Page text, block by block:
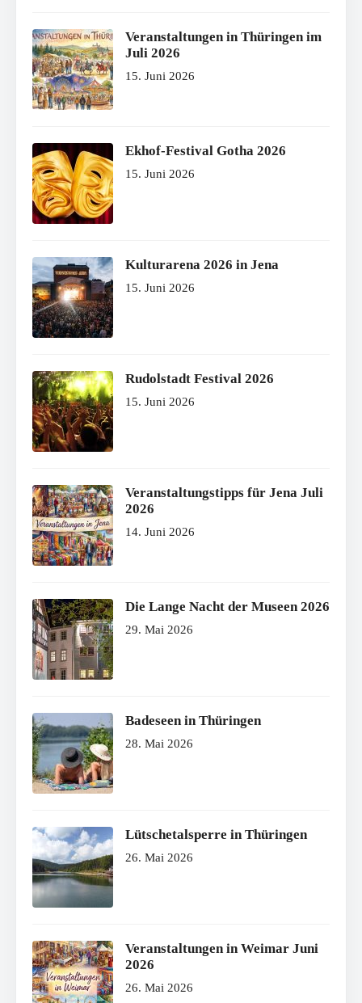
Veranstaltungen in Thüringen im
Juli 2026
15. Juni 2026
Ekhof-Festival Gotha 2026
15. Juni 2026
Kulturarena 2026 in Jena
15. Juni 2026
Rudolstadt Festival 2026
15. Juni 2026
Veranstaltungstipps für Jena Juli
2026
14. Juni 2026
Die Lange Nacht der Museen 2026
29. Mai 2026
Badeseen in Thüringen
28. Mai 2026
Lütschetalsperre in Thüringen
26. Mai 2026
Veranstaltungen in Weimar Juni
2026
26. Mai 2026